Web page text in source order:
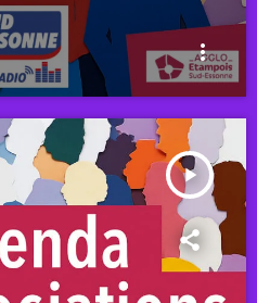
more_vert
play_arrow